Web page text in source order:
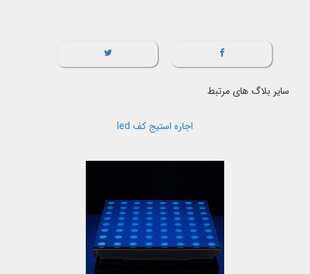
سایر بلاگ های مرتبط
اجاره استیج کف led